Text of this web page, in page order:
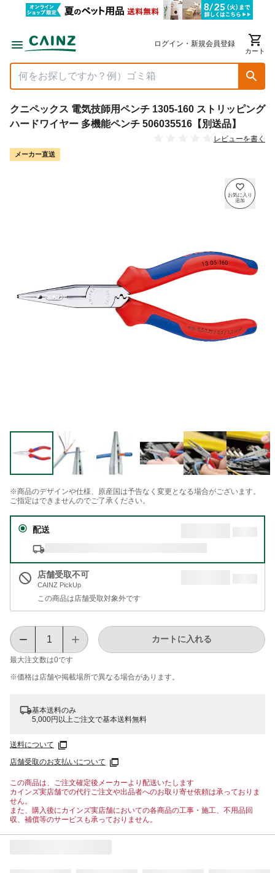
ログイン・新規会員登録
カート
クニペックス 電気技師用ペンチ 1305-160 ストリッピング
ハードワイヤー 多機能ペンチ 506035516【別送品】
レビューを書く
メーカー直送
※商品のデザインや仕様、原産国は予告なく変更となる場合がございます。
ご指定はできませんのでご了承ください。
配送
店舗受取不可
CAINZ PickUp
この商品は店舗受取対象外です
最大注文数は0です
カートに入れる
※価格は​店舗や​掲載場所で​異なる​場合が​あります。
基本送料のみ
5,000円以上ご注文で基本送料無料
送料について
店舗受取のお支払いについて
この商品は、ご注文確定後メーカーより配送いたします
カインズ実店舗での代行ご注文や出品者へのお取り寄せ依頼は承っておりま
せん。
また、購入後にカインズ実店舗においての各商品の工事・施工、不用品回
収、補償等のサービスも承っておりません。